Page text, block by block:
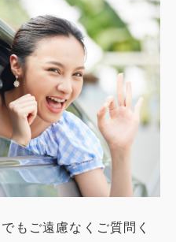
もご遠慮なくご質問く